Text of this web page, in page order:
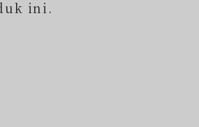
ini.